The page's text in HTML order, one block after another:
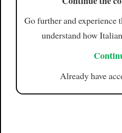
Go further and
understand how
Already have